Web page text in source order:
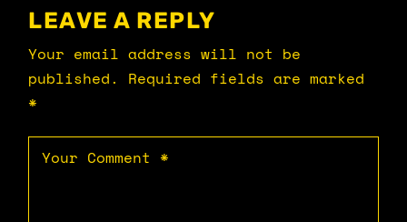
LEAVE A REPLY
Your email address will not be
published.
Required fields are marked
*